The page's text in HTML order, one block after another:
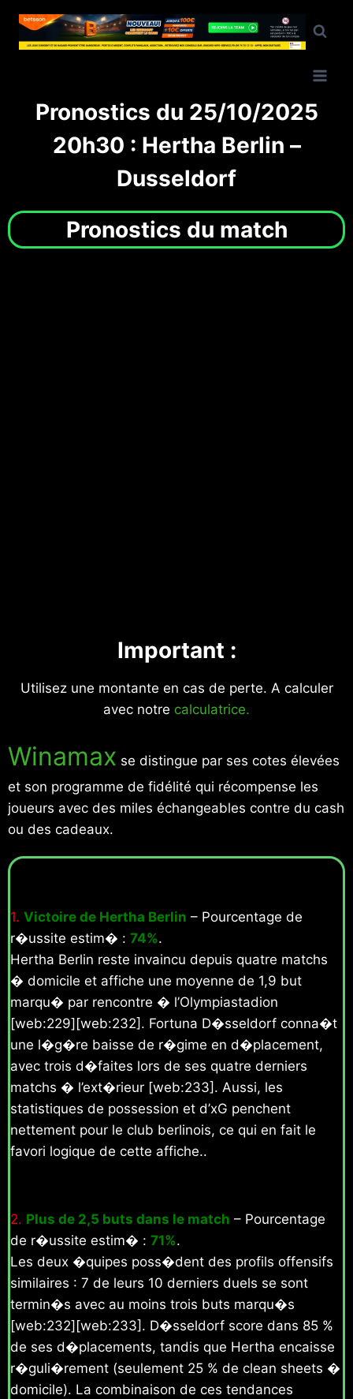
Pronostics du 25/10/2025
20h30 : Hertha Berlin –
Dusseldorf
Pronostics du match
Important :
Utilisez une montante en cas de perte. A calculer
avec notre calculatrice.
Winamax se distingue par ses cotes élevées
et son programme de fidélité qui récompense les
joueurs avec des miles échangeables contre du cash
ou des cadeaux.
1. Victoire de Hertha Berlin – Pourcentage de
r�ussite estim� : 74%.
Hertha Berlin reste invaincu depuis quatre matchs
� domicile et affiche une moyenne de 1,9 but
marqu� par rencontre � l’Olympiastadion
[web:229][web:232]. Fortuna D�sseldorf conna�t
une l�g�re baisse de r�gime en d�placement,
avec trois d�faites lors de ses quatre derniers
matchs � l’ext�rieur [web:233]. Aussi, les
statistiques de possession et d’xG penchent
nettement pour le club berlinois, ce qui en fait le
favori logique de cette affiche..
2. Plus de 2,5 buts dans le match – Pourcentage
de r�ussite estim� : 71%.
Les deux �quipes poss�dent des profils offensifs
similaires : 7 de leurs 10 derniers duels se sont
termin�s avec au moins trois buts marqu�s
[web:232][web:233]. D�sseldorf score dans 85 %
de ses d�placements, tandis que Hertha encaisse
r�guli�rement (seulement 25 % de clean sheets �
domicile). La combinaison de ces tendances